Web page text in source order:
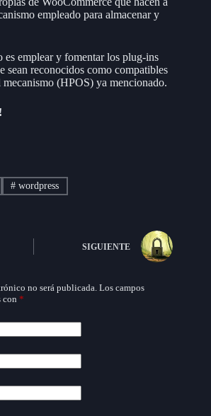
empleado para almacenar y
es emplear y fomentar los plug-ins
sean reconocidos como compatibles
(HPOS) ya mencionado.
# wordpress
SIGUIENTE
no será publicada. Los campos
con *